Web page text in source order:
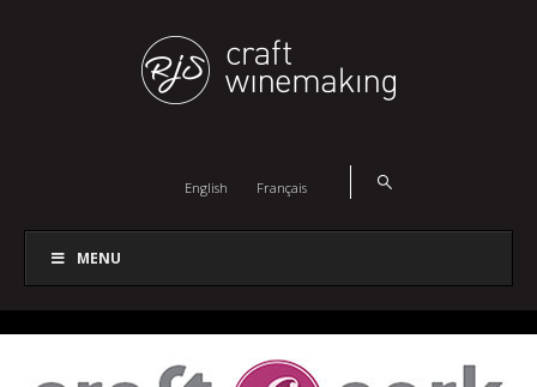
English Français
MENU